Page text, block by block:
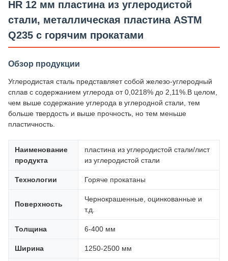
HR 12 мм пластина из углеродистой
стали, металлическая пластина ASTM
Q235 с горячим прокатами
Обзор продукции
Углеродистая сталь представляет собой железо-углеродный
сплав с содержанием углерода от 0,0218% до 2,11%.В целом,
чем выше содержание углерода в углеродной стали, тем
больше твердость и выше прочность, но тем меньше
пластичность.
Наименование
продукта
пластина из углеродистой стали/лист
из углеродистой стали
Технологии Горяче прокатаны
Поверхность
Чернокрашенные, оцинкованные и
т.д.
Толщина 6-400 мм
Ширина 1250-2500 мм